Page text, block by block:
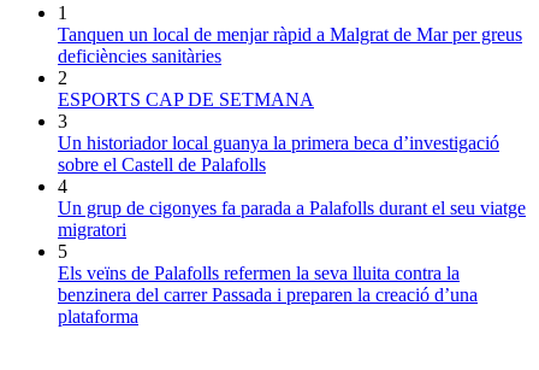
1
Tanquen un local de menjar ràpid a Malgrat de Mar per greus
deficiències sanitàries
2
ESPORTS CAP DE SETMANA
3
Un historiador local guanya la primera beca d’investigació
sobre el Castell de Palafolls
4
Un grup de cigonyes fa parada a Palafolls durant el seu viatge
migratori
5
Els veïns de Palafolls refermen la seva lluita contra la
benzinera del carrer Passada i preparen la creació d’una
plataforma